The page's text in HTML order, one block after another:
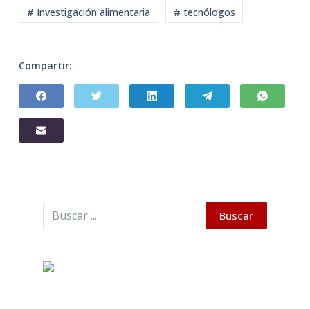
# Investigación alimentaria # tecnólogos
Compartir:
Buscar Buscar